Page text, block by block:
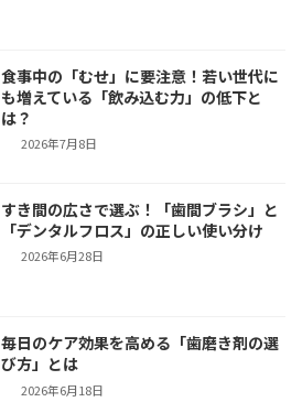
食事中の「むせ」に要注意！若い世代に
も増えている「飲み込む力」の低下と
は？
2026年7月8日
すき間の広さで選ぶ！「歯間ブラシ」と
「デンタルフロス」の正しい使い分け
2026年6月28日
毎日のケア効果を高める「歯磨き剤の選
び方」とは
2026年6月18日